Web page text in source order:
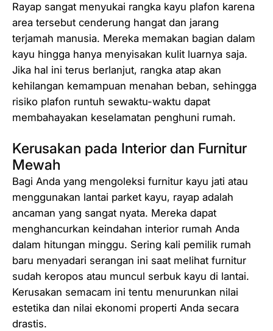
Rayap sangat menyukai rangka kayu plafon karena
area tersebut cenderung hangat dan jarang
terjamah manusia. Mereka memakan bagian dalam
kayu hingga hanya menyisakan kulit luarnya saja.
Jika hal ini terus berlanjut, rangka atap akan
kehilangan kemampuan menahan beban, sehingga
risiko plafon runtuh sewaktu-waktu dapat
membahayakan keselamatan penghuni rumah.
Kerusakan pada Interior dan Furnitur
Mewah
Bagi Anda yang mengoleksi furnitur kayu jati atau
menggunakan lantai parket kayu, rayap adalah
ancaman yang sangat nyata. Mereka dapat
menghancurkan keindahan interior rumah Anda
dalam hitungan minggu. Sering kali pemilik rumah
baru menyadari serangan ini saat melihat furnitur
sudah keropos atau muncul serbuk kayu di lantai.
Kerusakan semacam ini tentu menurunkan nilai
estetika dan nilai ekonomi properti Anda secara
drastis.